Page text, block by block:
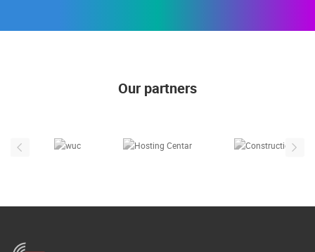
Our partners